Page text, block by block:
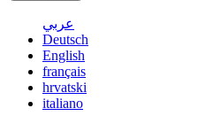
عربي
Deutsch
English
français
hrvatski
italiano